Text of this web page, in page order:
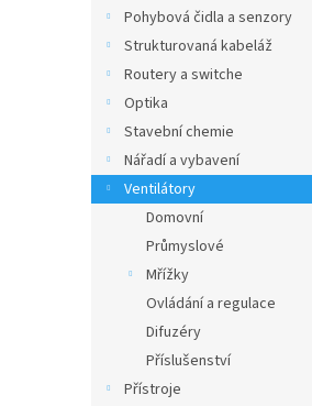
Pohybová čidla a senzory
Strukturovaná kabeláž
Routery a switche
Optika
Stavební chemie
Nářadí a vybavení
Ventilátory
Domovní
Průmyslové
Mřížky
Ovládání a regulace
Difuzéry
Příslušenství
Přístroje